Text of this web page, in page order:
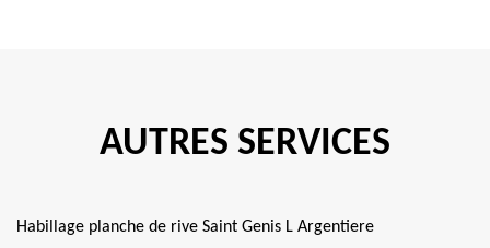
AUTRES SERVICES
Habillage planche de rive Saint Genis L Argentiere